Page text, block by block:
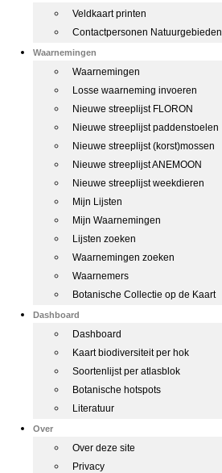
Veldkaart printen
Contactpersonen Natuurgebieden
Waarnemingen
Waarnemingen
Losse waarneming invoeren
Nieuwe streeplijst FLORON
Nieuwe streeplijst paddenstoelen
Nieuwe streeplijst (korst)mossen
Nieuwe streeplijst ANEMOON
Nieuwe streeplijst weekdieren
Mijn Lijsten
Mijn Waarnemingen
Lijsten zoeken
Waarnemingen zoeken
Waarnemers
Botanische Collectie op de Kaart
Dashboard
Dashboard
Kaart biodiversiteit per hok
Soortenlijst per atlasblok
Botanische hotspots
Literatuur
Over
Over deze site
Privacy